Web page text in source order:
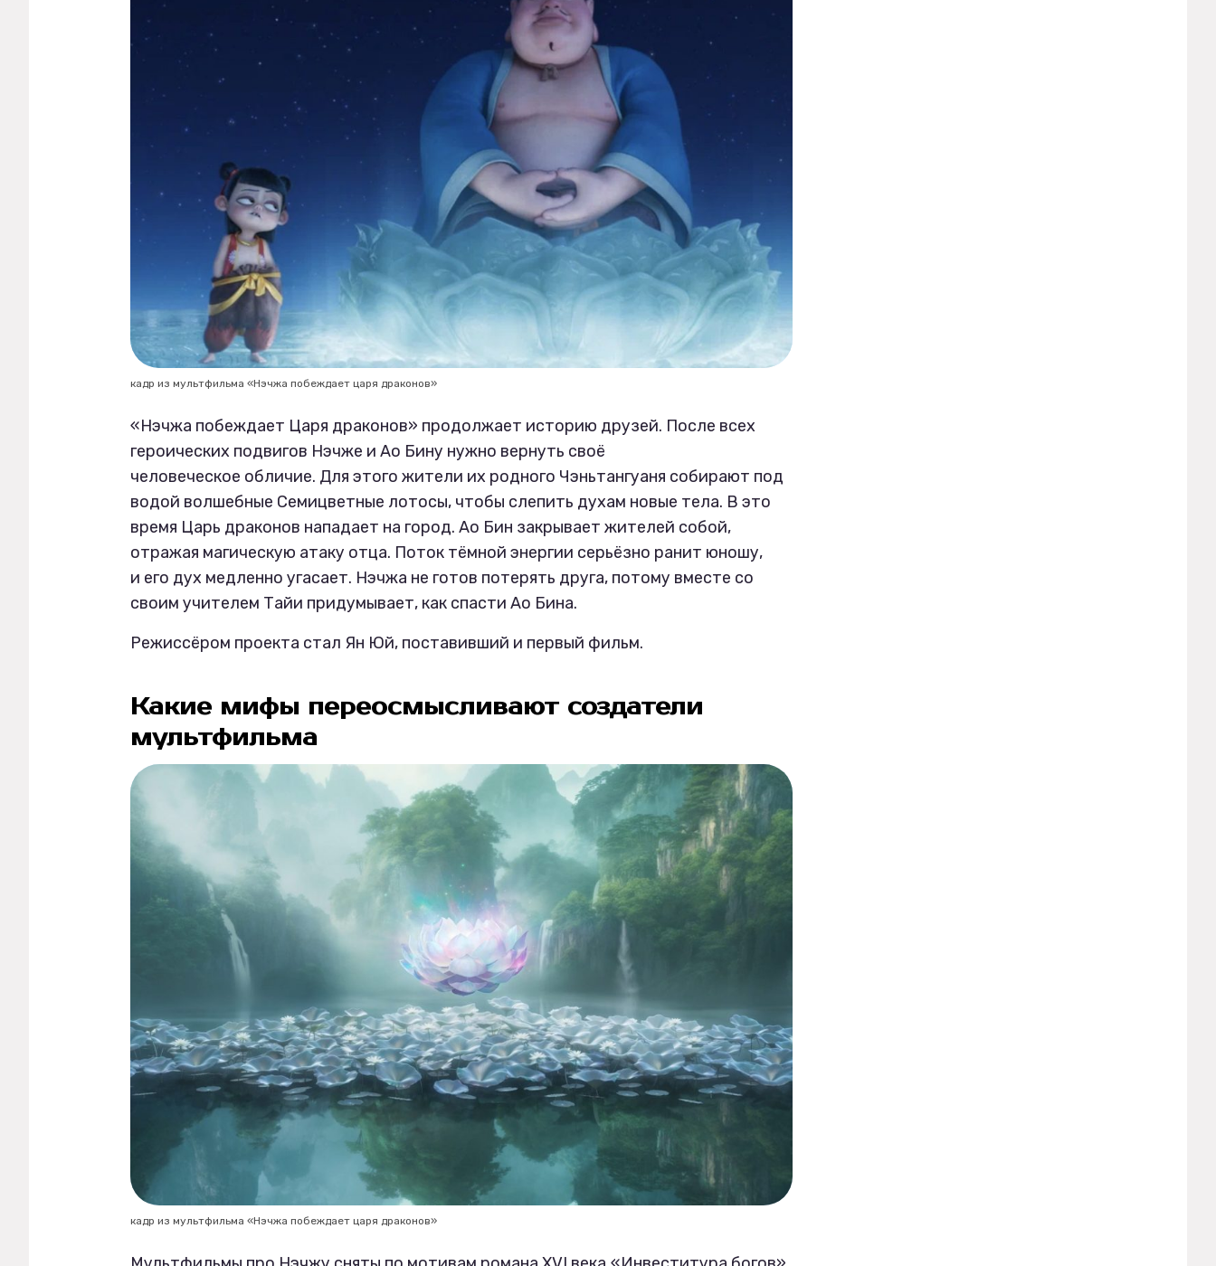
кадр из мультфильма «Нэчжа побеждает царя драконов»
«Нэчжа побеждает Царя драконов» продолжает историю друзей. После всех
героических подвигов Нэчже и Ао Бину нужно вернуть своё
человеческое обличие. Для этого жители их родного Чэньтангуаня собирают под
водой волшебные Семицветные лотосы, чтобы слепить духам новые тела. В это
время Царь драконов нападает на город. Ао Бин закрывает жителей собой,
отражая магическую атаку отца. Поток тёмной энергии серьёзно ранит юношу,
и его дух медленно угасает. Нэчжа не готов потерять друга, потому вместе со
своим учителем Тайи придумывает, как спасти Ао Бина.
Режиссёром проекта стал Ян Юй, поставивший и первый фильм.
Какие мифы переосмысливают создатели
мультфильма
кадр из мультфильма «Нэчжа побеждает царя драконов»